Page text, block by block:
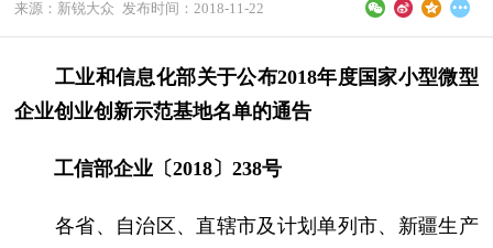
来源：新锐大众 发布时间：2018-11-22
工业和信息化部关于公布2018年度国家小型微型
企业创业创新示范基地名单的通告
工信部企业〔2018〕238号
各省、自治区、直辖市及计划单列市、新疆生产